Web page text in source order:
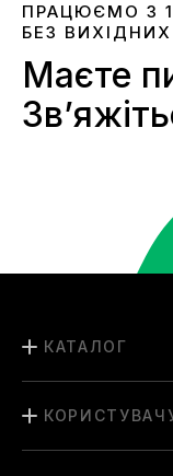
ПРАЦЮЄМО З
БЕЗ ВИХІДНИХ
Маєте
КАТАЛОГ